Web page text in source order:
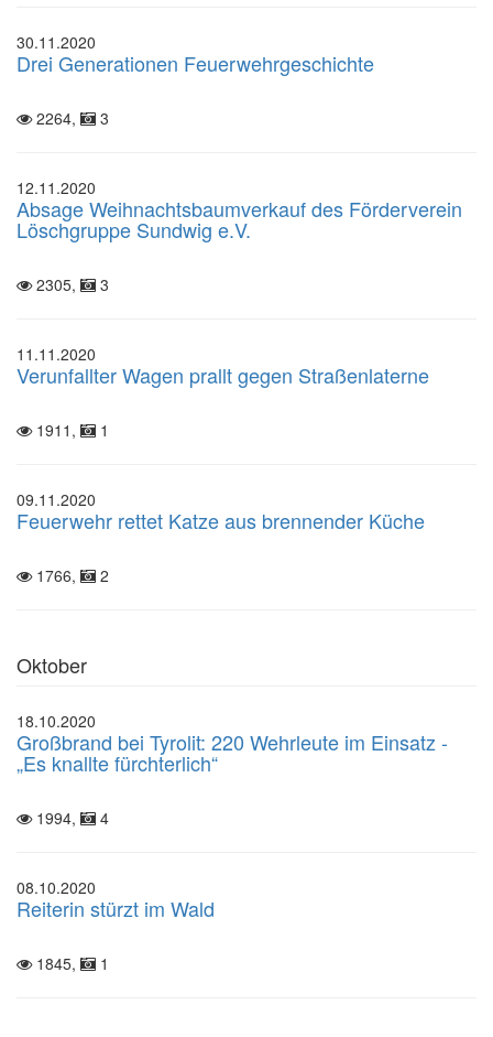
30.11.2020
Drei Generationen Feuerwehrgeschichte
2264, 3
12.11.2020
Absage Weihnachtsbaumverkauf des Förderverein
Löschgruppe Sundwig e.V.
2305, 3
11.11.2020
Verunfallter Wagen prallt gegen Straßenlaterne
1911, 1
09.11.2020
Feuerwehr rettet Katze aus brennender Küche
1766, 2
Oktober
18.10.2020
Großbrand bei Tyrolit: 220 Wehrleute im Einsatz -
„Es knallte fürchterlich“
1994, 4
08.10.2020
Reiterin stürzt im Wald
1845, 1